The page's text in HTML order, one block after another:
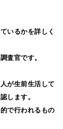
いるかを詳しく
査官です。
が生前生活して
します。
で行われるもの